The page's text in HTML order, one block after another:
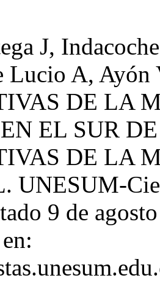
J,
Lucio A,
DE LA
EL SUR
DE LA
UNESUM-
9 de